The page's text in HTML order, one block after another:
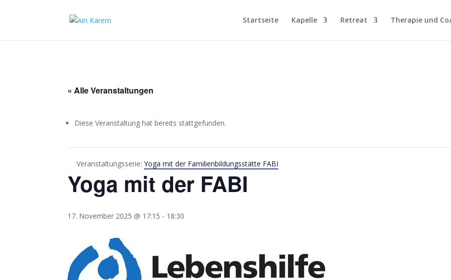
Startseite Kapelle Retreat Therapie und
« Alle Veranstaltungen
Diese Veranstaltung hat bereits stattgefunden.
Veranstaltungsserie:Yoga mit der Familienbildungsstätte FABI
Yoga mit der FABI
17. November 2025 @ 17:15 - 18:30